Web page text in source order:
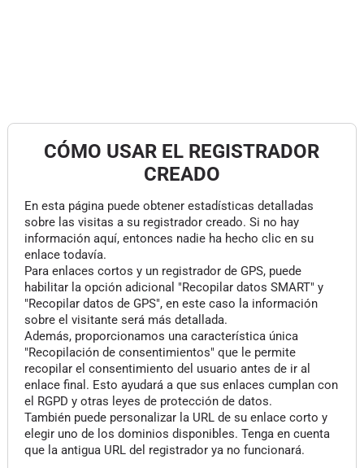
CÓMO USAR EL REGISTRADOR
CREADO
En esta página puede obtener estadísticas detalladas
sobre las visitas a su registrador creado. Si no hay
información aquí, entonces nadie ha hecho clic en su
enlace todavía.
Para enlaces cortos y un registrador de GPS, puede
habilitar la opción adicional "Recopilar datos SMART" y
"Recopilar datos de GPS", en este caso la información
sobre el visitante será más detallada.
Además, proporcionamos una característica única
"Recopilación de consentimientos" que le permite
recopilar el consentimiento del usuario antes de ir al
enlace final. Esto ayudará a que sus enlaces cumplan con
el RGPD y otras leyes de protección de datos.
También puede personalizar la URL de su enlace corto y
elegir uno de los dominios disponibles. Tenga en cuenta
que la antigua URL del registrador ya no funcionará.